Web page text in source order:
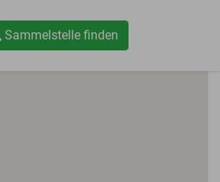
Sammelstelle finden